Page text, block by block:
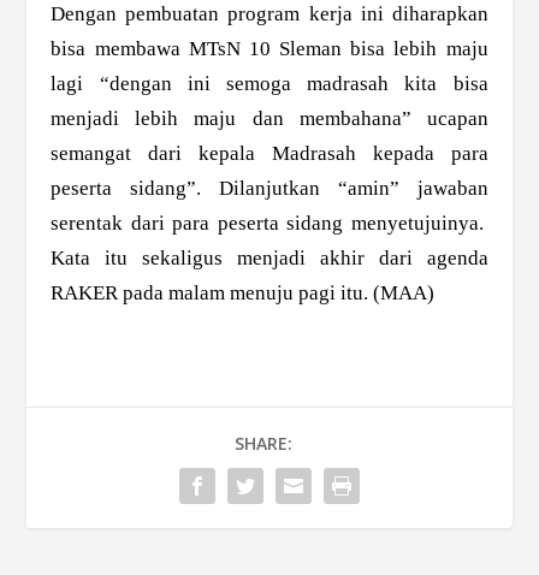
Dengan pembuatan program kerja ini diharapkan
bisa membawa MTsN 10 Sleman bisa lebih maju
lagi “dengan ini semoga madrasah kita bisa
menjadi lebih maju dan membahana” ucapan
semangat dari kepala Madrasah kepada para
peserta sidang”. Dilanjutkan “amin” jawaban
serentak dari para peserta sidang menyetujuinya.
Kata itu sekaligus menjadi akhir dari agenda
RAKER pada malam menuju pagi itu. (MAA)
SHARE: